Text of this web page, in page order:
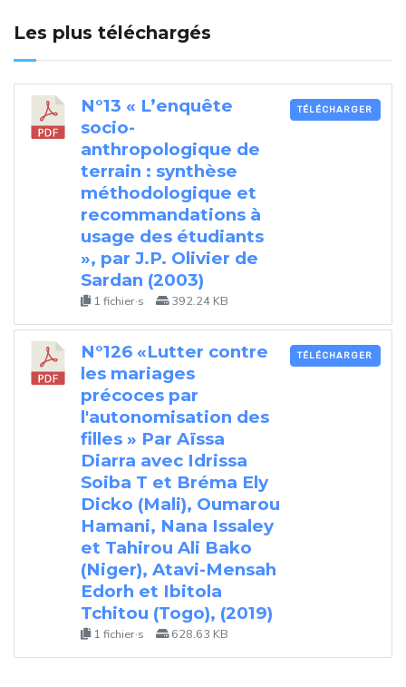
Les plus téléchargés
N°13 « L’enquête
socio-
anthropologique de
terrain : synthèse
méthodologique et
recommandations à
usage des étudiants
», par J.P. Olivier de
Sardan (2003)
1 fichier·s 392.24 KB
TÉLÉCHARGER
N°126 «Lutter contre
les mariages
précoces par
l'autonomisation des
filles » Par Aïssa
Diarra avec Idrissa
Soiba T et Bréma Ely
Dicko (Mali), Oumarou
Hamani, Nana Issaley
et Tahirou Ali Bako
(Niger), Atavi-Mensah
Edorh et Ibitola
Tchitou (Togo), (2019)
1 fichier·s 628.63 KB
TÉLÉCHARGER